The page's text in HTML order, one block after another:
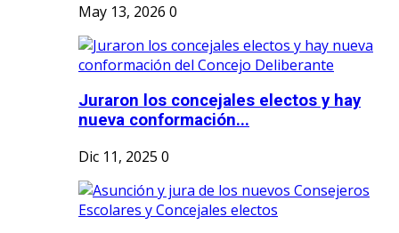
May 13, 2026 0
Juraron los concejales electos y hay
nueva conformación...
Dic 11, 2025 0